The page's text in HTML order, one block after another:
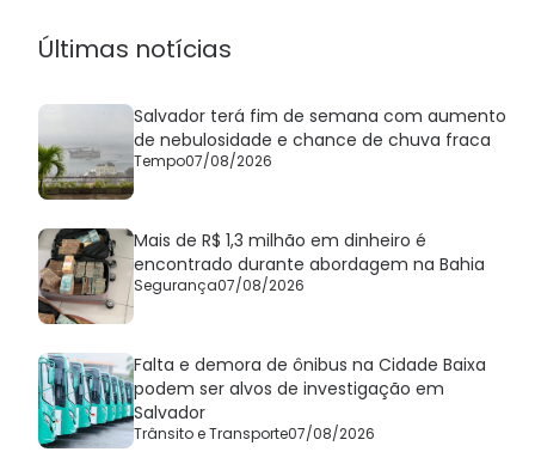
Últimas notícias
Salvador terá fim de semana com aumento
de nebulosidade e chance de chuva fraca
Tempo07/08/2026
Mais de R$ 1,3 milhão em dinheiro é
encontrado durante abordagem na Bahia
Segurança07/08/2026
Falta e demora de ônibus na Cidade Baixa
podem ser alvos de investigação em
Salvador
Trânsito e Transporte07/08/2026